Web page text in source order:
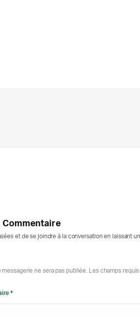
Commentaire
et de se joindre à la conversation en laissant
messagerie ne sera pas publiée. Les champs
*